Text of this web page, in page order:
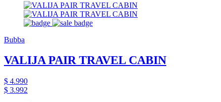
Bubba
VALIJA PAIR TRAVEL CABIN
$ 4.990
$ 3.992